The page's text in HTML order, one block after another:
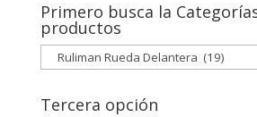
Primero busca la
productos
Tercera opción